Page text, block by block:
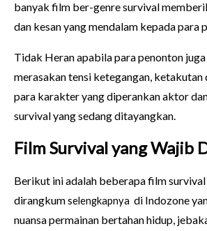
banyak film ber-genre survival
dan kesan yang mendalam kepada para
Tidak Heran apabila para penonton
merasakan tensi ketegangan, ketakutan
para karakter yang diperankan aktor
survival yang sedang ditayangkan.
Film Survival yang Wajib
Berikut ini adalah beberapa film
dirangkumselengkapnya di Indozone
nuansa permainan bertahan hidup,